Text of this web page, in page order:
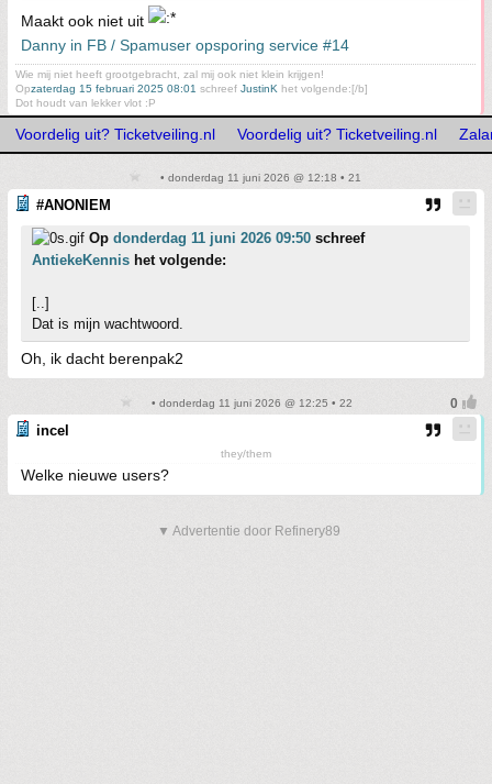
Maakt ook niet uit
Danny in FB / Spamuser opsporing service #14
Wie mij niet heeft grootgebracht, zal mij ook niet klein krijgen!
Opzaterdag 15 februari 2025 08:01 schreef JustinK het volgende:[/b]
Dot houdt van lekker vlot :P
Voordelig uit? Ticketveiling.nl Voordelig uit? Ticketveiling.nl
• donderdag 11 juni 2026 @ 12:18 • 21
#ANONIEM
Op donderdag 11 juni 2026 09:50 schreef
AntiekeKennis het volgende:
[..]
Dat is mijn wachtwoord.
Oh, ik dacht berenpak2
• donderdag 11 juni 2026 @ 12:25 • 22
incel
they/them
Welke nieuwe users?
▼ Advertentie door Refinery89